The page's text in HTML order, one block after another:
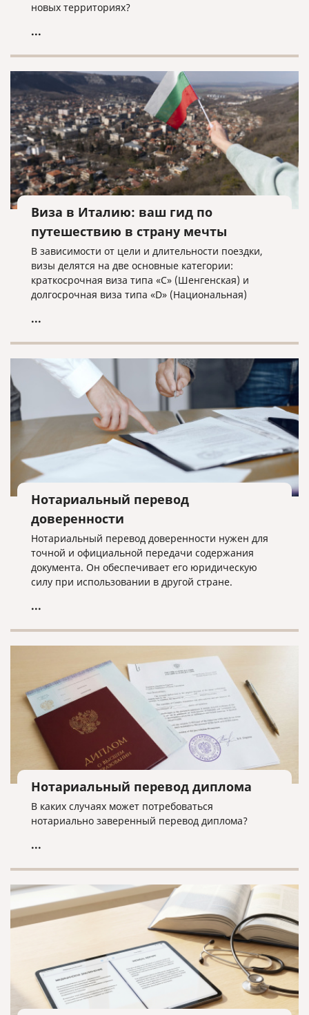
новых территориях?
...
Виза в Италию: ваш гид по
путешествию в страну мечты
В зависимости от цели и длительности поездки,
визы делятся на две основные категории:
краткосрочная виза типа «C» (Шенгенская) и
долгосрочная виза типа «D» (Национальная)
...
Нотариальный перевод
доверенности
Нотариальный перевод доверенности нужен для
точной и официальной передачи содержания
документа. Он обеспечивает его юридическую
силу при использовании в другой стране.
...
Нотариальный перевод диплома
В каких случаях может потребоваться
нотариально заверенный перевод диплома?
...